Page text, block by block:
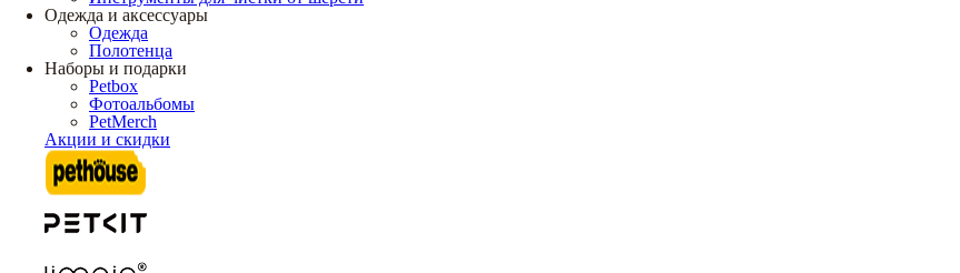
Одежда и аксессуары
Одежда
Полотенца
Наборы и подарки
Petbox
Фотоальбомы
PetMerch
Акции и скидки